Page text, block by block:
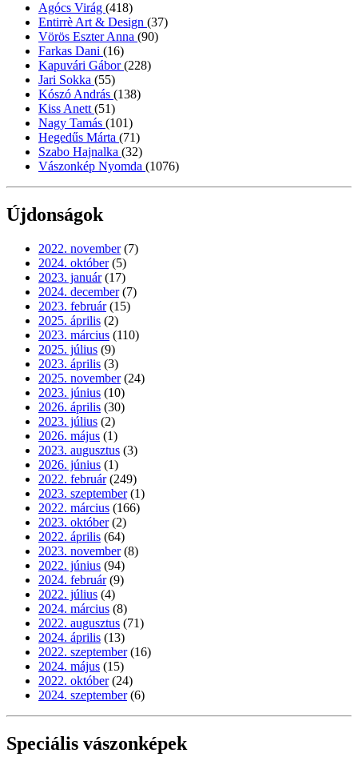
Agócs Virág (418)
Entirrè Art & Design (37)
Vörös Eszter Anna (90)
Farkas Dani (16)
Kapuvári Gábor(228)
Jari Sokka (55)
Kószó András (138)
Kiss Anett (51)
Nagy Tamás (101)
Hegedűs Márta (71)
Szabo Hajnalka (32)
Vászonkép Nyomda (1076)
Újdonságok
2022. november (7)
2024. október (5)
2023. január (17)
2024. december (7)
2023. február (15)
2025. április (2)
2023. március (110)
2025. július (9)
2023. április (3)
2025. november (24)
2023. június (10)
2026. április (30)
2023. július (2)
2026. május (1)
2023. augusztus (3)
2026. június (1)
2022. február (249)
2023. szeptember (1)
2022. március (166)
2023. október (2)
2022. április (64)
2023. november (8)
2022. június (94)
2024. február (9)
2022. július (4)
2024. március (8)
2022. augusztus (71)
2024. április (13)
2022. szeptember (16)
2024. május (15)
2022. október (24)
2024. szeptember (6)
Speciális vászonképek